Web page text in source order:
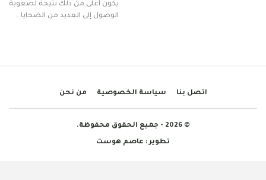
يكون أعلى من ذلك نتيجة لصعوبة
الوصول إلى العديد من الضحايا…
اتصل بنا سياسة الخصوصية من نحن
© 2026 - جميع الحقوق محفوظة.
تطوير : عاصم هوست